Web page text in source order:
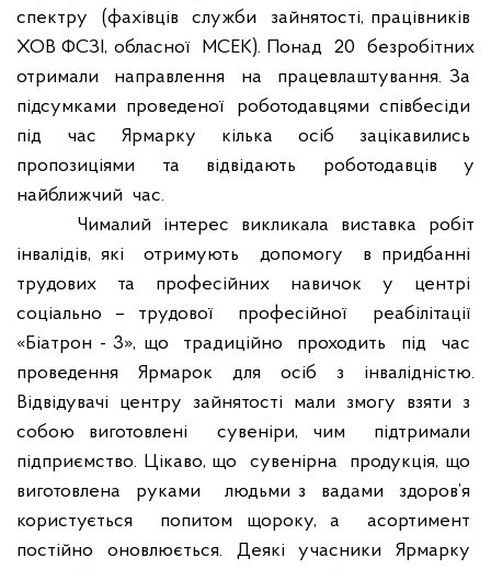
спектру
(фахівців служби
зайнятості, працівників
ХОВ ФСЗІ, обласної
МСЕК). Понад 20
безробітних
отримали
направлення на
працевлаштування. За
підсумками проведеної роботодавцями співбесіди
під
час Ярмарку кілька осіб
зацікавились
пропозиціями
та відвідають роботодавців
у
найближчий час.
Чималий
інтерес викликала виставка
робіт
інвалідів, які
отримують допомогу
в придбанні
трудових
та професійних навичок у
центрі
соціально – трудової
професійної
реабілітації
«Біатрон - 3», що
традиційно проходить під
час
проведення
Ярмарок для осіб з
інвалідністю.
Відвідувачі
центру зайнятості мали змогу взяти з
собою виготовлені
сувеніри, чим
підтримали
підприємство. Цікаво, що
сувенірна
продукція, що
виготовлена
руками людьми з вадами
здоров’я
користується
попитом щороку, а
асортимент
постійно
оновлюється. Деякі учасники
Ярмарку